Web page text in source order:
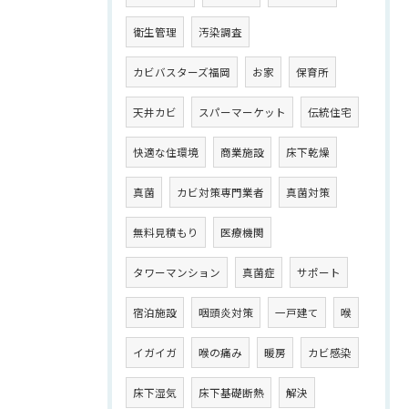
衛生管理 汚染調査
カビバスターズ福岡 お家 保育所
天井カビ スパーマーケット 伝統住宅
快適な住環境 商業施設 床下乾燥
真菌 カビ対策専門業者 真菌対策
無料見積もり 医療機関
タワーマンション 真菌症 サポート
宿泊施設 咽頭炎対策 一戸建て 喉
イガイガ 喉の痛み 暖房 カビ感染
床下湿気 床下基礎断熱 解決